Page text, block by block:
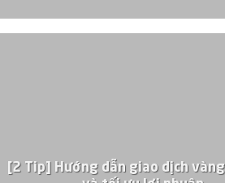
[2 Tip] Hướng dẫn giao dịch